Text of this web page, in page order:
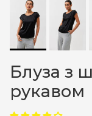
Блуза з
рукавом